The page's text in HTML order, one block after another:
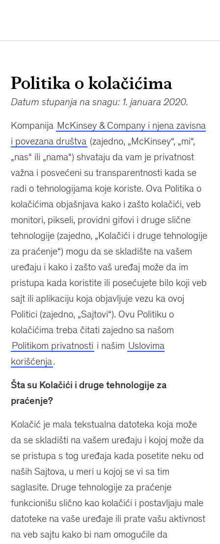
Politika o kolačićima
Datum stupanja na snagu: 1. januara 2020.
Kompanija McKinsey & Company i njena zavisna
i povezana društva (zajedno, „McKinsey“, „mi“,
„nas“ ili „nama“) shvataju da vam je privatnost
važna i posvećeni su transparentnosti kada se
radi o tehnologijama koje koriste. Ova Politika o
kolačićima objašnjava kako i zašto kolačići, veb
monitori, pikseli, providni gifovi i druge slične
tehnologije (zajedno, „Kolačići i druge tehnologije
za praćenje“) mogu da se skladište na vašem
uređaju i kako i zašto vaš uređaj može da im
pristupa kada koristite ili posećujete bilo koji veb
sajt ili aplikaciju koja objavljuje vezu ka ovoj
Politici (zajedno, „Sajtovi“). Ovu Politiku o
kolačićima treba čitati zajedno sa našom
Politikom privatnosti i našim Uslovima
korišćenja.
Šta su Kolačići i druge tehnologije za
praćenje?
Kolačić je mala tekstualna datoteka koja može
da se skladišti na vašem uređaju i kojoj može da
se pristupa s tog uređaja kada posetite neku od
naših Sajtova, u meri u kojoj se vi sa tim
saglasite. Druge tehnologije za praćenje
funkcionišu slično kao kolačići i postavljaju male
datoteke na vaše uređaje ili prate vašu aktivnost
na veb sajtu kako bi nam omogućile da